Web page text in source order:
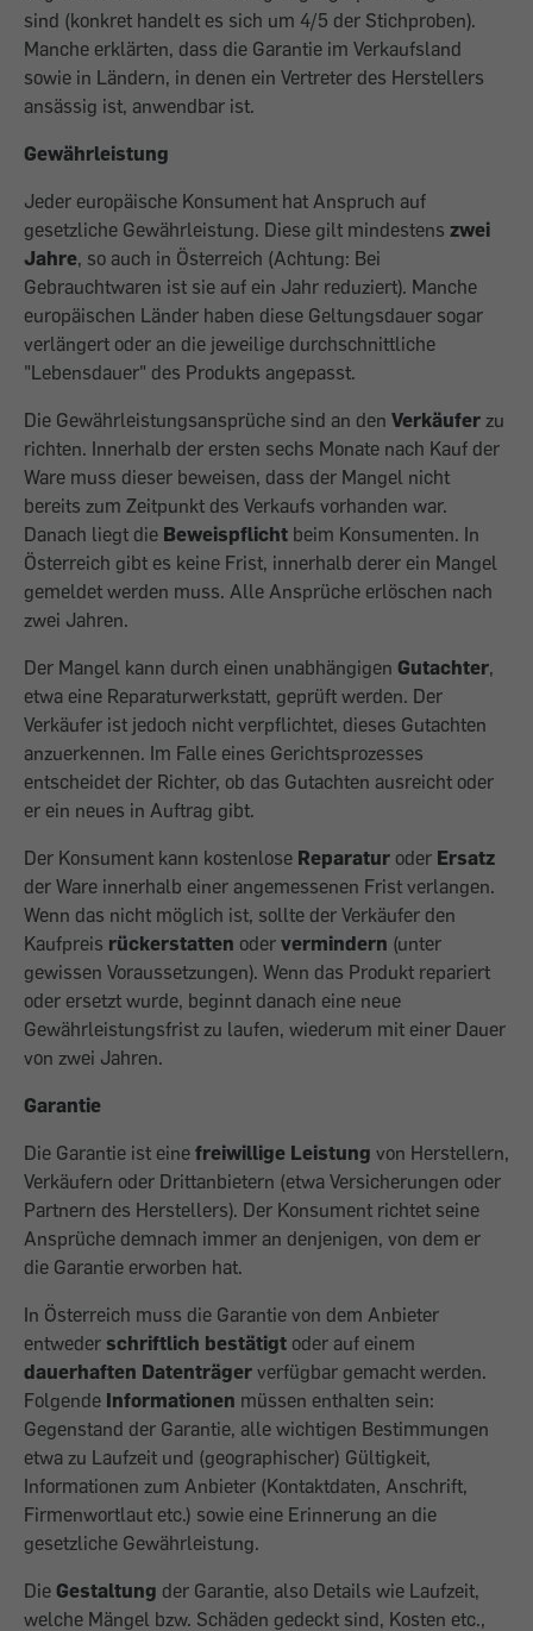
sind (konkret handelt es sich um 4/5 der Stichproben).
Manche erklärten, dass die Garantie im Verkaufsland
sowie in Ländern, in denen ein Vertreter des Herstellers
ansässig ist, anwendbar ist.
Gewährleistung
Jeder europäische Konsument hat Anspruch auf
gesetzliche Gewährleistung. Diese gilt mindestens zwei
Jahre, so auch in Österreich (Achtung: Bei
Gebrauchtwaren ist sie auf ein Jahr reduziert). Manche
europäischen Länder haben diese Geltungsdauer sogar
verlängert oder an die jeweilige durchschnittliche
"Lebensdauer" des Produkts angepasst.
Die Gewährleistungsansprüche sind an den Verkäufer zu
richten. Innerhalb der ersten sechs Monate nach Kauf der
Ware muss dieser beweisen, dass der Mangel nicht
bereits zum Zeitpunkt des Verkaufs vorhanden war.
Danach liegt die Beweispflicht beim Konsumenten. In
Österreich gibt es keine Frist, innerhalb derer ein Mangel
gemeldet werden muss. Alle Ansprüche erlöschen nach
zwei Jahren.
Der Mangel kann durch einen unabhängigen Gutachter,
etwa eine Reparaturwerkstatt, geprüft werden. Der
Verkäufer ist jedoch nicht verpflichtet, dieses Gutachten
anzuerkennen. Im Falle eines Gerichtsprozesses
entscheidet der Richter, ob das Gutachten ausreicht oder
er ein neues in Auftrag gibt.
Der Konsument kann kostenlose Reparatur oder Ersatz
der Ware innerhalb einer angemessenen Frist verlangen.
Wenn das nicht möglich ist, sollte der Verkäufer den
Kaufpreis rückerstatten oder vermindern (unter
gewissen Voraussetzungen). Wenn das Produkt repariert
oder ersetzt wurde, beginnt danach eine neue
Gewährleistungsfrist zu laufen, wiederum mit einer Dauer
von zwei Jahren.
Garantie
Die Garantie ist eine freiwillige Leistung von Herstellern,
Verkäufern oder Drittanbietern (etwa Versicherungen oder
Partnern des Herstellers). Der Konsument richtet seine
Ansprüche demnach immer an denjenigen, von dem er
die Garantie erworben hat.
In Österreich muss die Garantie von dem Anbieter
entweder schriftlich bestätigt oder auf einem
dauerhaften Datenträger verfügbar gemacht werden.
Folgende Informationen müssen enthalten sein:
Gegenstand der Garantie, alle wichtigen Bestimmungen
etwa zu Laufzeit und (geographischer) Gültigkeit,
Informationen zum Anbieter (Kontaktdaten, Anschrift,
Firmenwortlaut etc.) sowie eine Erinnerung an die
gesetzliche Gewährleistung.
Die Gestaltung der Garantie, also Details wie Laufzeit,
welche Mängel bzw. Schäden gedeckt sind, Kosten etc.,